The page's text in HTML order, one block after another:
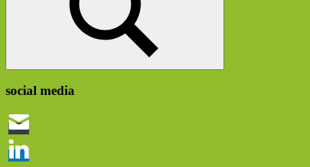
Suchen
social media